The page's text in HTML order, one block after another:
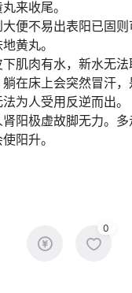
来收尾。
便不易出表阳已固
黄丸。
肌肉有水，新水无
在床上会突然冒汗
为人受用反逆而出。
阳极虚故脚无力。
阳升。
0